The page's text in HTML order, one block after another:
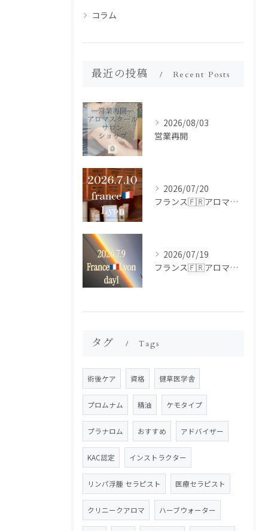
コラム
最近の投稿 Recent Posts
2026/08/03
営業再開
2026/07/20
フランス🇫🇷アロマ研修ツアー𝗱𝗮𝘆𝟮
2026/07/19
フランス🇫🇷アロマ研修ツアー𝗱𝗮𝘆𝟭
タグ Tags
術後ケア 資格 健草医学舎
プロムナム 精油 ケモタイプ
プラナロム おすすめ アドバイザー
KAC認定 インストラクター
リンパ浮腫 セラピスト 医療セラピスト
クリニークアロマ ハーブウォーター